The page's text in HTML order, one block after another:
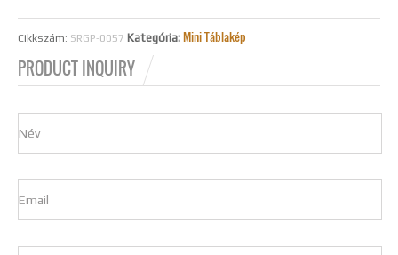
MENNYISÉG
Cikkszám: SRGP-0057 Kategória: Mini Táblakép
PRODUCT INQUIRY